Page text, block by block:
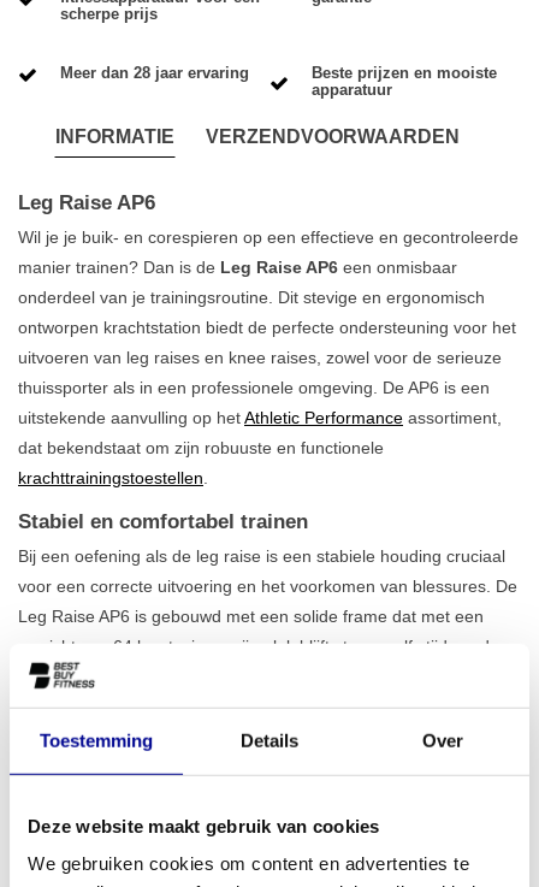
Toestemming Details Over
Deze website maakt gebruik van cookies
We gebruiken cookies om content en advertenties te
scherpe prijs
Meer dan 28 jaar ervaring
Beste prijzen en mooiste
apparatuur
INFORMATIE VERZENDVOORWAARDEN
Leg Raise AP6
Wil je je buik- en corespieren op een effectieve en gecontroleerde
manier trainen? Dan is de Leg Raise AP6 een onmisbaar
onderdeel van je trainingsroutine. Dit stevige en ergonomisch
ontworpen krachtstation biedt de perfecte ondersteuning voor het
uitvoeren van leg raises en knee raises, zowel voor de serieuze
thuissporter als in een professionele omgeving. De AP6 is een
uitstekende aanvulling op hetAthletic Performance assortiment,
dat bekendstaat om zijn robuuste en functionele
krachttrainingstoestellen
Stabiel en comfortabel trainen
Bij een oefening als de leg raise is een stabiele houding cruciaal
voor een correcte uitvoering en het voorkomen van blessures. De
Leg Raise AP6 is gebouwd met een solide frame dat met een
gewicht van 64 kg stevig op zijn plek blijft staan, zelfs tijdens de
meest intensieve sessies. De dikke, comfortabele kussens voor
de rug en onderarmen zorgen voor eenergonomische
ondersteuning, waardoor je de focus volledig op je buikspieren
gebruik, wat het een betrouwbare keuze maakt voor elke
trainingsruimte. Bekijk ook ons complete aanbodtrainingsbanken